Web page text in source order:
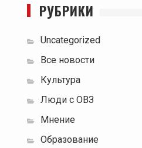
РУБРИКИ
Uncategorized
Все новости
Культура
Люди с ОВЗ
Мнение
Образование